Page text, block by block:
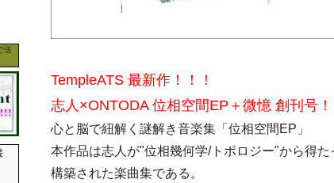
TempleATS 最新作！！！
志人×ONTODA 位相空間EP＋微憶 創刊号！
心と脳で紐解く謎解き音楽集「位相空間EP」
本作品は志人が"位相幾何学/トポロジー"から得
構築された楽曲集である。